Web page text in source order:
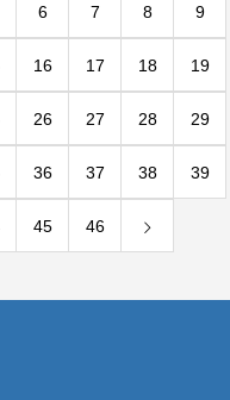
6 7 8 9
16 17 18 19
26 27 28 29
36 37 38 39
45 46